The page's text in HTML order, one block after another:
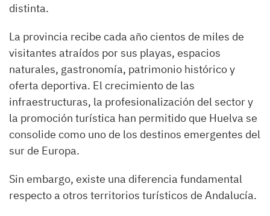
distinta.
La provincia recibe cada año cientos de miles de
visitantes atraídos por sus playas, espacios
naturales, gastronomía, patrimonio histórico y
oferta deportiva. El crecimiento de las
infraestructuras, la profesionalización del sector y
la promoción turística han permitido que Huelva se
consolide como uno de los destinos emergentes del
sur de Europa.
Sin embargo, existe una diferencia fundamental
respecto a otros territorios turísticos de Andalucía.